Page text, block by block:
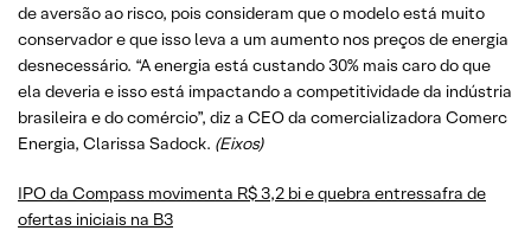
de aversão ao risco, pois consideram que o modelo está muito
conservador e que isso leva a um aumento nos preços de energia
desnecessário. “A energia está custando 30% mais caro do que
ela deveria e isso está impactando a competitividade da indústria
brasileira e do comércio”, diz a CEO da comercializadora Comerc
Energia, Clarissa Sadock. (Eixos)
IPO da Compass movimenta R$ 3,2 bi e quebra entressafra de
ofertas iniciais na B3